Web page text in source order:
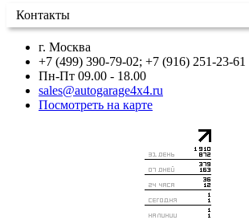
Контакты
г. Москва
+7 (499) 390-79-02; +7 (916) 251-23-61
Пн-Пт 09.00 - 18.00
sales@autogarage4x4.ru
Посмотреть на карте